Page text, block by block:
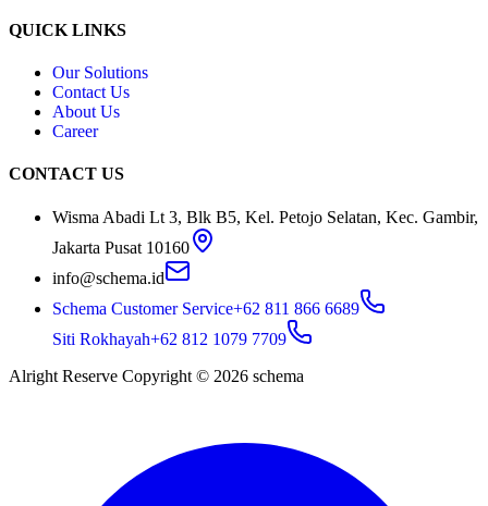
QUICK LINKS
Our Solutions
Contact Us
About Us
Career
CONTACT US
Wisma Abadi Lt 3, Blk B5, Kel. Petojo Selatan, Kec. Gambir,
Jakarta Pusat 10160
info@schema.id
Schema Customer Service+62 811 866 6689
Siti Rokhayah+62 812 1079 7709
Alright Reserve Copyright © 2026 schema